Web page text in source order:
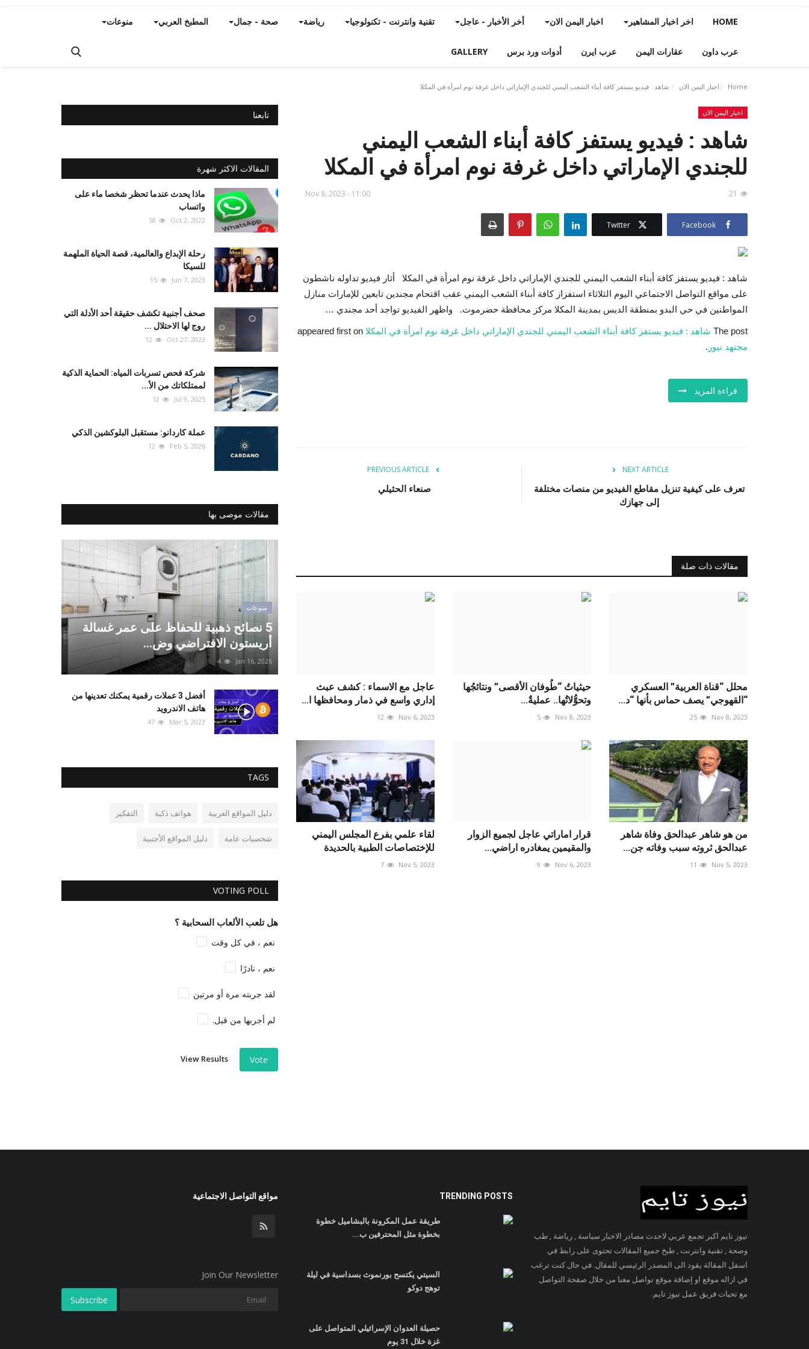
HOME اخر اخبار المشاهير اخبار اليمن الان أخر الأخبار - عاجل تقنية وانترنت - تكنولوجيا رياضة صحة - جمال المطبخ العربي منوعات
عرب داون عقارات اليمن عرب ايرن أدوات ورد برس GALLERY
Home اخبار اليمن الان شاهد : فيديو يستفز كافة أبناء الشعب اليمني للجندي الإماراتي داخل غرفة نوم امرأة في المكلا
اخبار اليمن الان
شاهد : فيديو يستفز كافة أبناء الشعب اليمني
للجندي الإماراتي داخل غرفة نوم امرأة في المكلا
Nov 8, 2023 - 11:00 21
Facebook
Twitter
شاهد : فيديو يستفز كافة أبناء الشعب اليمني للجندي الإماراتي داخل غرفة نوم امرأة في المكلا أثار فيديو تداوله ناشطون
على مواقع التواصل الاجتماعي اليوم الثلاثاء استفزاز كافة أبناء الشعب اليمني عقب اقتحام مجندين تابعين للإمارات منازل
المواطنين في حي البدو بمنطقة الديس بمدينة المكلا مركز محافظة حضرموت. واظهر الفيديو تواجد أحد مجندي …
The post شاهد : فيديو يستفز كافة أبناء الشعب اليمني للجندي الإماراتي داخل غرفة نوم امرأة في المكلا
مجتهد نيوز .
قراءة المزيد
PREVIOUS ARTICLE
صنعاء الحثيلي
NEXT ARTICLE
تعرف على كيفية تنزيل مقاطع الفيديو من منصات مختلفة
إلى جهازك
مقالات ذات صلة
محلل “قناة العربية” العسكري
“القهوجي” يصف حماس بأنها “د...
Nov 8, 2023
25
حيثياتُ “طُوفان الأقصى” ونتائجُها
وتحوُّلاتُها.. عمليةٌ...
Nov 8, 2023
5
عاجل مع الاسماء : كشف عبث
إداري واسع في ذمار ومحافظها ا...
Nov 6, 2023
12
من هو شاهر عبدالحق وفاة شاهر
عبدالحق ثروته سبب وفاته جن...
Nov 5, 2023
11
قرار اماراتي عاجل لجميع الزوار
والمقيمين يمغادره اراضي...
Nov 6, 2023
9
لقاء علمي بفرع المجلس اليمني
للإختصاصات الطبية بالحديدة
Nov 5, 2023
7
تابعنا
المقالات الاكثر شهرة
ماذا يحدث عندما تحظر شخصا ماء على
واتساب
Oct 2, 2022
58
رحلة الإبداع والعالمية، قصة الحياة الملهمة
للسيكا
Jun 7, 2023
15
صحف أجنبية تكشف حقيقة أحد الأدلة التي
روج لها الاحتلال ...
Oct 27, 2023
12
شركة فحص تسربات المياه: الحماية الذكية
لممتلكاتك من الأ...
Jul 9, 2025
12
عملة كاردانو: مستقبل البلوكشين الذكي
Feb 5, 2026
12
مقالات موصى بها
منوعات
5 نصائح ذهبية للحفاظ على عمر غسالة
أريستون الافتراضي وض...
Jan 16, 2026
4
أفضل 3 عملات رقمية يمكنك تعدينها من
هاتف الاندرويد
Mar 5, 2023
47
TAGS
دليل المواقع العربية هواتف ذكية التفكير
شخصيات عامة دليل المواقع الأجنبية
VOTING POLL
هل تلعب الألعاب السحابية ؟
نعم ، في كل وقت
نعم ، نادرًا
لقد جربته مرة أو مرتين
لم أجربها من قبل.
Vote
View Results
نيوز تايم اكبر تجمع عربي لاحدث مصادر الاخبار سياسة , رياضة , طب
وصحة , تقنية وانترنت , طبخ جميع المقالات تحتوى على رابط في
اسفل المقالة يقود الى المصدر الرئيسي للمقال. في حال كنت ترغب
في ازاله موقع او إضافة موقع تواصل معنا من خلال صفحة التواصل
مع تحيات فريق عمل نيوز تايم.
TRENDING POSTS
طريقة عمل المكرونة بالبشاميل خطوة
بخطوة مثل المحترفين ب...
السيتي يكتسح بورنموث بسداسية في ليلة
توهج دوكو
حصيلة العدوان الإسرائيلي المتواصل على
غزة خلال 31 يوم
مواقع التواصل الاجتماعية
Join Our Newsletter
Subscribe